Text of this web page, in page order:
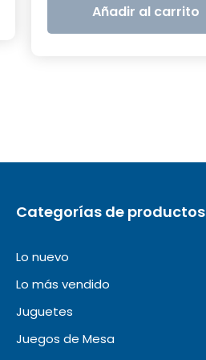
era:
Añadir al carrito
Categorías de productos
Lo nuevo
Lo más vendido
Juguetes
Juegos de Mesa